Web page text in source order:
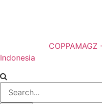
Indonesia